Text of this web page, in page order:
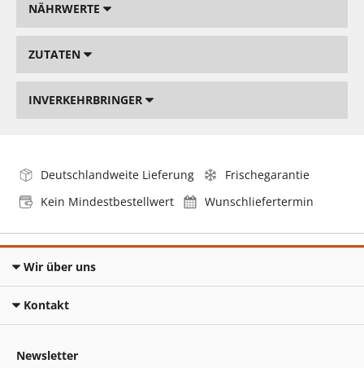
NÄHRWERTE
ZUTATEN
INVERKEHRBRINGER
Deutschlandweite Lieferung
Frischegarantie
Kein Mindestbestellwert
Wunschliefertermin
Wir über uns
Kontakt
Newsletter